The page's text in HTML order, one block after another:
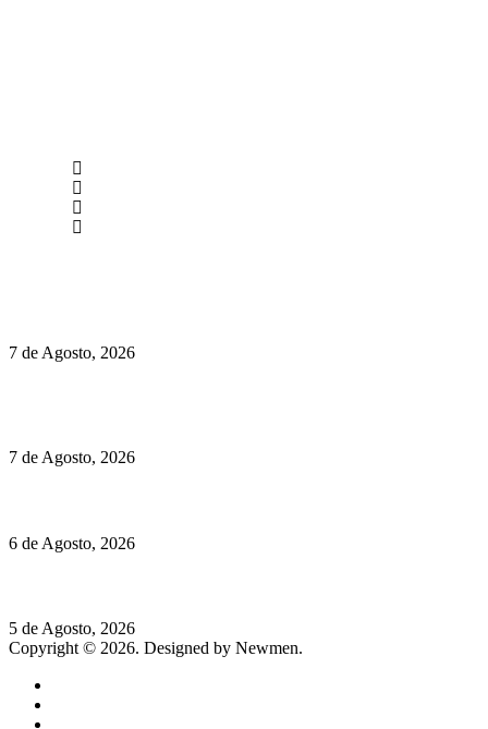
7 de Agosto, 2026
7 de Agosto, 2026
6 de Agosto, 2026
5 de Agosto, 2026
Copyright © 2026. Designed by Newmen.